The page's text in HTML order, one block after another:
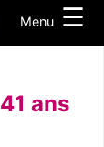
Menu ☰
ans